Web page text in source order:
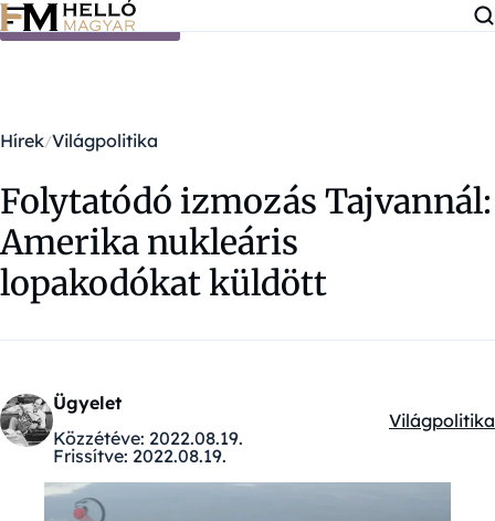
Ugrás a tartalomra
Hírek Világpolitika
Folytatódó izmozás Tajvannál:
Amerika nukleáris
lopakodókat küldött
Ügyelet
Közzétéve: 2022.08.19.
Frissítve: 2022.08.19.
Kategóriák:
Világpolitika